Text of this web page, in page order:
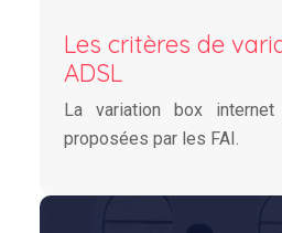
Les critères de
ADSL
La variation box
proposées par les FAI.